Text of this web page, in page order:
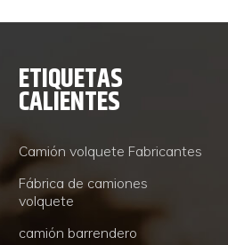
ETIQUETAS
CALIENTES
Camión volquete Fabricantes
Fábrica de camiones
volquete
camión barrendero